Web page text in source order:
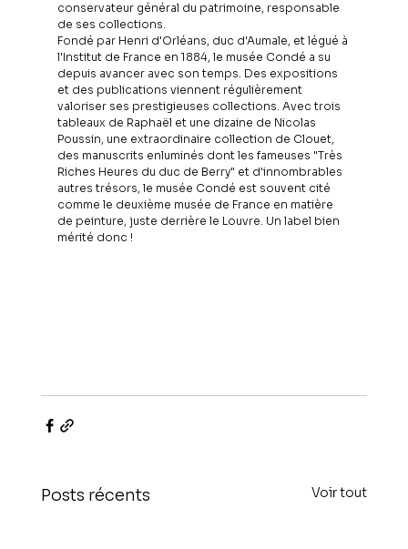
conservateur général du patrimoine, responsable
de ses collections.
Fondé par Henri d'Orléans, duc d'Aumale, et légué à
l'Institut de France en 1884, le musée Condé a su
depuis avancer avec son temps. Des expositions
et des publications viennent régulièrement
valoriser ses prestigieuses collections. Avec trois
tableaux de Raphaël et une dizaine de Nicolas
Poussin, une extraordinaire collection de Clouet,
des manuscrits enluminés dont les fameuses "Très
Riches Heures du duc de Berry" et d'innombrables
autres trésors, le musée Condé est souvent cité
comme le deuxième musée de France en matière
de peinture, juste derrière le Louvre. Un label bien
mérité donc !
Posts récents Voir tout